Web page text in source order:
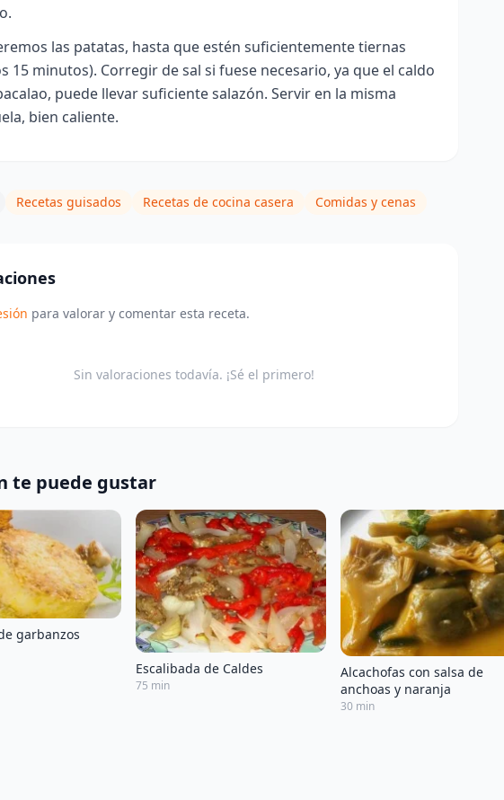
las patatas, hasta que estén suficientemente tiernas
15 minutos). Corregir de sal si fuese necesario, ya que el caldo
puede llevar suficiente salazón. Servir en la misma
bien caliente.
Recetas guisados Recetas de cocina casera Comidas y cenas
para valorar y comentar esta receta.
Sin valoraciones todavía. ¡Sé el primero!
te puede gustar
garbanzos
Escalibada de Caldes
75 min
Alcachofas con salsa de
anchoas y naranja
30 min